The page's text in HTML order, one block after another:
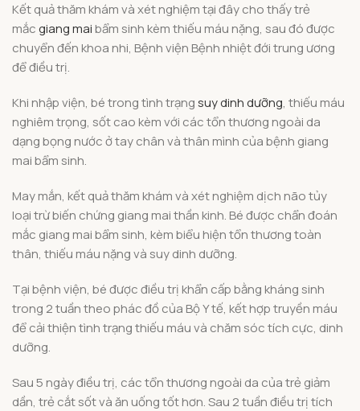
Kết quả thăm khám và xét nghiệm tại đây cho thấy trẻ
mắcgiang maibẩm sinh kèm thiếu máu nặng, sau đó được
chuyển đến khoa nhi, Bệnh viện Bệnh nhiệt đới trung ương
để điều trị.
Khi nhập viện, bé trong tình trạngsuy dinh dưỡng, thiếu máu
nghiêm trọng, sốt cao kèm với các tổn thương ngoài da
dạng bọng nước ở tay chân và thân mình của bệnh giang
mai bẩm sinh.
May mắn, kết quả thăm khám và xét nghiệm dịch não tủy
loại trừ biến chứng giang mai thần kinh. Bé được chẩn đoán
mắc giang mai bẩm sinh, kèm biểu hiện tổn thương toàn
thân, thiếu máu nặng và suy dinh dưỡng.
Tại bệnh viện, bé được điều trị khẩn cấp bằng kháng sinh
trong 2 tuần theo phác đồ của Bộ Y tế, kết hợp truyền máu
để cải thiện tình trạng thiếu máu và chăm sóc tích cực, dinh
dưỡng.
Sau 5 ngày điều trị, các tổn thương ngoài da của trẻ giảm
dần, trẻ cắt sốt và ăn uống tốt hơn. Sau 2 tuần điều trị tích